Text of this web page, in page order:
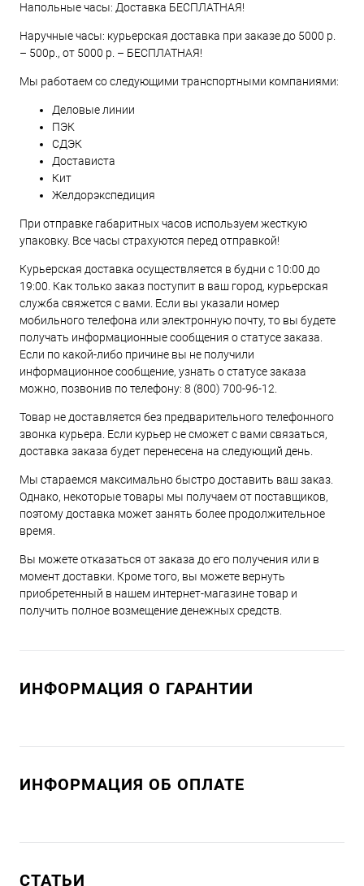
Напольные часы: Доставка БЕСПЛАТНАЯ!
Наручные часы: курьерская доставка при заказе до 5000 р.
– 500р., от 5000 р. – БЕСПЛАТНАЯ!
Мы работаем со следующими транспортными компаниями:
Деловые линии
ПЭК
СДЭК
Достависта
Кит
Желдорэкспедиция
При отправке габаритных часов используем жесткую
упаковку. Все часы страхуются перед отправкой!
Курьерская доставка осуществляется в будни с 10:00 до
19:00. Как только заказ поступит в ваш город, курьерская
служба свяжется с вами. Если вы указали номер
мобильного телефона или электронную почту, то вы будете
получать информационные сообщения о статусе заказа.
Если по какой-либо причине вы не получили
информационное сообщение, узнать о статусе заказа
можно, позвонив по телефону: 8 (800) 700-96-12.
Товар не доставляется без предварительного телефонного
звонка курьера. Если курьер не сможет с вами связаться,
доставка заказа будет перенесена на следующий день.
Мы стараемся максимально быстро доставить ваш заказ.
Однако, некоторые товары мы получаем от поставщиков,
поэтому доставка может занять более продолжительное
время.
Вы можете отказаться от заказа до его получения или в
момент доставки. Кроме того, вы можете вернуть
приобретенный в нашем интернет-магазине товар и
получить полное возмещение денежных средств.
ИНФОРМАЦИЯ О ГАРАНТИИ
ИНФОРМАЦИЯ ОБ ОПЛАТЕ
СТАТЬИ